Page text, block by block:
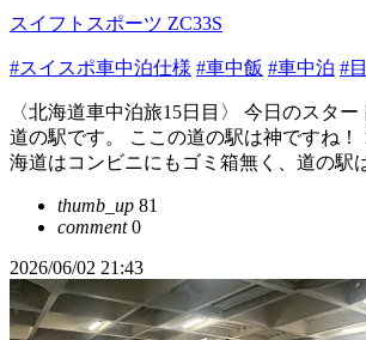
スイフトスポーツ ZC33S
#スイスポ車中泊仕様 #車中飯 #車中泊 #
〈北海道車中泊旅15日目〉 今日のスタ
道の駅です。 ここの道の駅は神ですね！
海道はコンビニにもゴミ箱無く、道の駅
thumb_up 81
comment0
2026/06/02 21:43